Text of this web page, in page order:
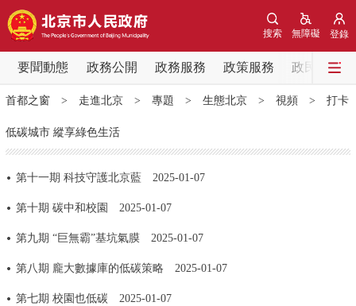
登錄
無障礙
搜索
要聞動態 政務公開 政務服務 政策服務 政民互動
要聞動態
黨中央精神 國務院資訊 中央部委動態
北京要聞 會議資訊 部門動態
各區熱點
政務公開
首都之窗> 走進北京> 專題 > 生態北京> 視頻> 打卡
低碳城市 縱享綠色生活
第十一期 科技守護北京藍 2025-01-07
第十期 碳中和校園 2025-01-07
第九期 “巨無霸”基坑氣膜 2025-01-07
第八期 龐大數據庫的低碳策略 2025-01-07
第七期 校園也低碳 2025-01-07